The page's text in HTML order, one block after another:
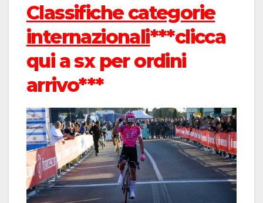
Classifiche categorie
internazionali***clicca
qui a sx per ordini
arrivo***